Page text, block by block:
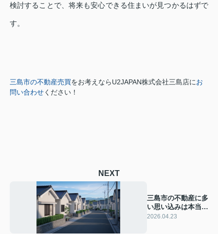
検討することで、将来も安心できる住まいが見つかるはずで
す。
三島市の不動産売買をお考えならU2JAPAN株式会社三島店にお
問い合わせください！
NEXT
三島市の不動産に多
い思い込みは本当？
注意点や選び方のコ
2026.04.23